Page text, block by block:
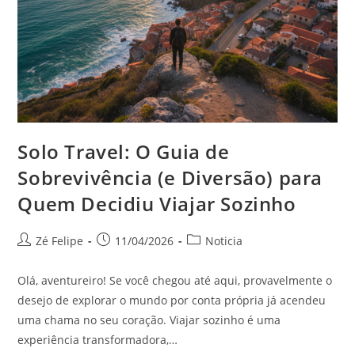
Solo Travel: O Guia de
Sobrevivência (e Diversão) para
Quem Decidiu Viajar Sozinho
Autor
post:
Zé Felipe
Post11/04/2026
Categoria
post:
Noticia
Olá, aventureiro! Se você chegou até aqui, provavelmente o
desejo de explorar o mundo por conta própria já acendeu
uma chama no seu coração. Viajar sozinho é uma
experiência transformadora,…